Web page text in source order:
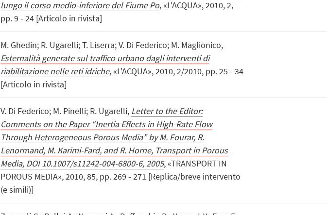
lungo il corso medio-inferiore del Fiume Po, «L'ACQUA», 2010, 2,
pp. 9 - 24 [Articolo in rivista]
M. Ghedin; R. Ugarelli; T. Liserra; V. Di Federico; M. Maglionico,
Esternalità generate sul traffico urbano dagli interventi di
riabilitazione nelle reti idriche, «L'ACQUA», 2010, 2/2010, pp. 25 - 34
[Articolo in rivista]
V. Di Federico; M. Pinelli; R. Ugarelli, Letter to the Editor:
Comments on the Paper “Inertia Effects in High-Rate Flow
Through Heterogeneous Porous Media” by M. Fourar, R.
Lenormand, M. Karimi-Fard, and R. Horne, Transport in Porous
Media, DOI 10.1007/s11242-004-6800-6, 2005, «TRANSPORT IN
POROUS MEDIA», 2010, 85, pp. 269 - 271 [Replica/breve intervento
(e simili)]